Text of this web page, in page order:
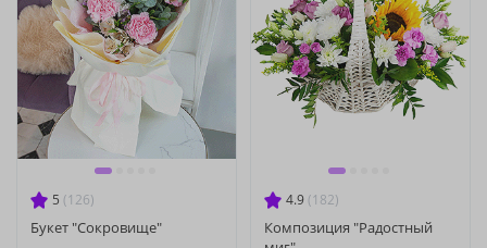
5 (126)
Букет "Сокровище"
4.9 (182)
Композиция "Радостный